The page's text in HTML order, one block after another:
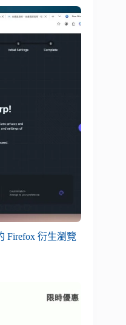
Firefox 衍生瀏覽